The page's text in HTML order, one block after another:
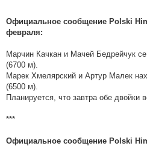
Официальное сообщение Polski
февраля:
Марчин Качкан и Мачей Бедрейчук
(6700 м).
Марек Хмелярский и Артур Малек
(6500 м).
Планируется, что завтра обе двойки
***
Официальное сообщение Polski